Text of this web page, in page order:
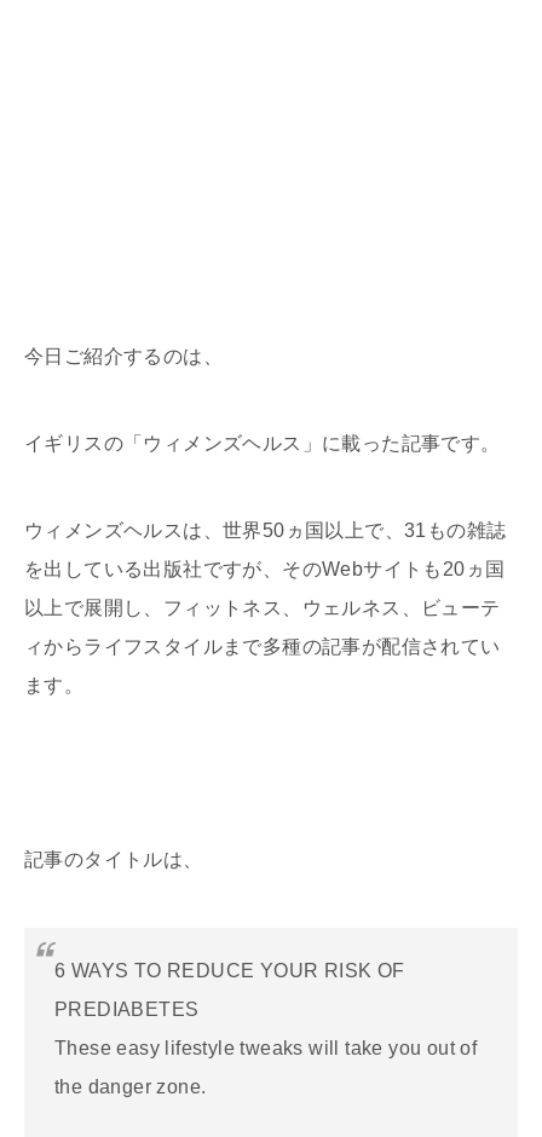
今日ご紹介するのは、
イギリスの「ウィメンズヘルス」に載った記事です。
ウィメンズヘルスは、世界50ヵ国以上で、31もの雑誌
を出している出版社ですが、そのWebサイトも20ヵ国
以上で展開し、フィットネス、ウェルネス、ビューテ
ィからライフスタイルまで多種の記事が配信されてい
ます。
記事のタイトルは、
6 WAYS TO REDUCE YOUR RISK OF
PREDIABETES
These easy lifestyle tweaks will take you out of
the danger zone.